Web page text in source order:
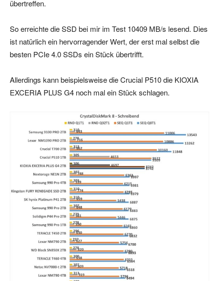
übertreffen.
So erreichte die SSD bei mir im Test 10409 MB/s lesend. Dies
ist natürlich ein hervorragender Wert, der erst mal selbst die
besten PCIe 4.0 SSDs ein Stück übertrifft.
Allerdings kann beispielsweise die Crucial P510 die KIOXIA
EXCERIA PLUS G4 noch mal ein Stück schlagen.